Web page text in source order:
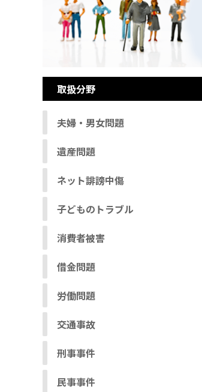
取扱分野
夫婦・男女問題
遺産問題
ネット誹謗中傷
子どものトラブル
消費者被害
借金問題
労働問題
交通事故
刑事事件
民事事件